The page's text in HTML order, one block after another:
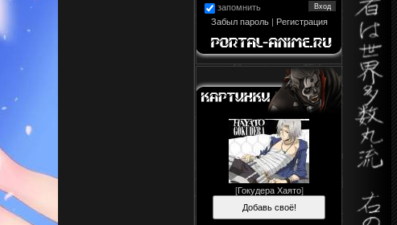
запомнить
Забыл пароль| Регистрация
[Гокудера Хаято]